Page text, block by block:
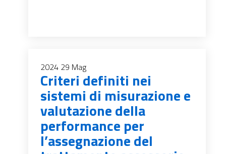
2024 29 Mag
Criteri definiti nei
sistemi di misurazione e
valutazione della
performance per
l’assegnazione del